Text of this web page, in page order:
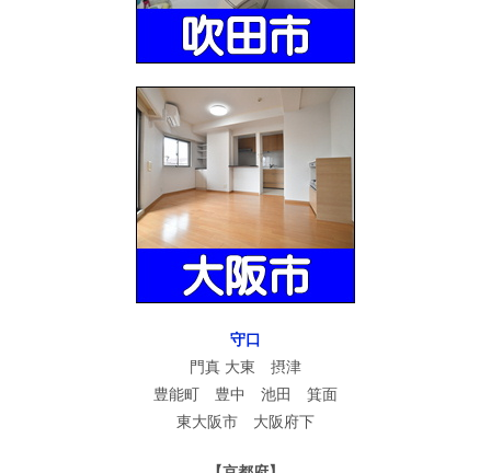
守口
門真 大東 摂津
豊能町 豊中 池田 箕面
東大阪市 大阪府下